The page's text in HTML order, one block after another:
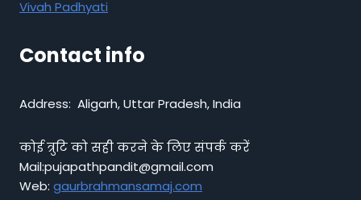
Vivah Padhyati
Contact info
Address: Aligarh, Uttar Pradesh, India
कोई त्रुटि को सही करने के लिए संपर्क करें
Mail:pujapathpandit@gmail.com
Web: gaurbrahmansamaj.com